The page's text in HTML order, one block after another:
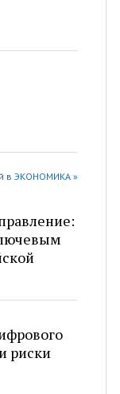
в ЭКОНОМИКА »
риски